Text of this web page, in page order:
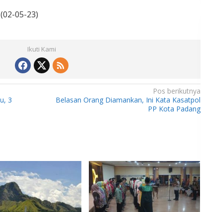
05-23)
Ikuti Kami
3
Pos berikutnya
Belasan Orang Diamankan, Ini Kata Kasatpol
PP Kota Padang